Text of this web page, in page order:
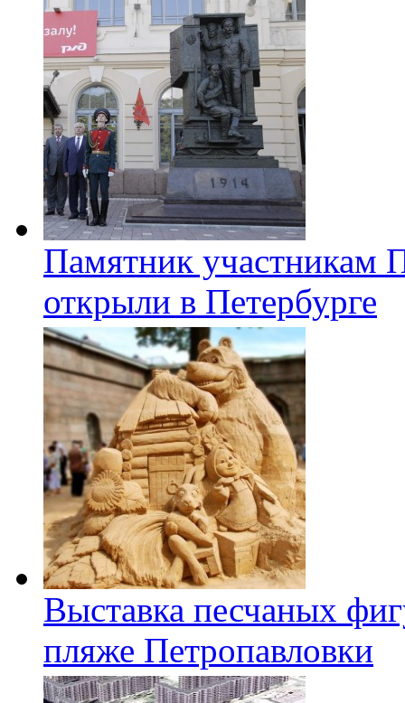
Памятник участникам
открыли в Петербурге
Выставка песчаных
пляже Петропавловки